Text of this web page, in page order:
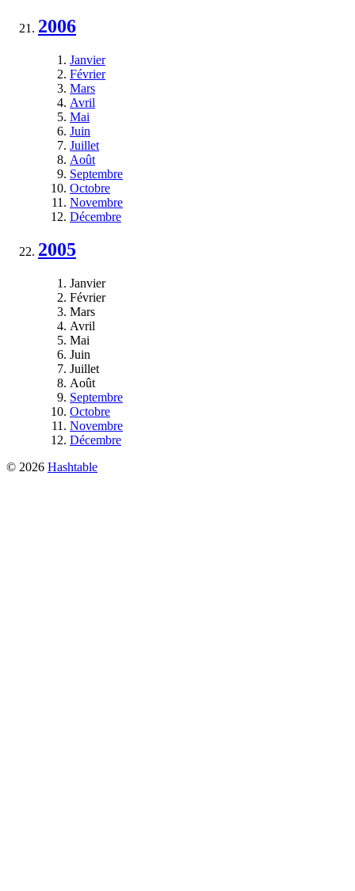
2006
Janvier
Février
Mars
Avril
Mai
Juin
Juillet
Août
Septembre
Octobre
Novembre
Décembre
2005
Janvier
Février
Mars
Avril
Mai
Juin
Juillet
Août
Septembre
Octobre
Novembre
Décembre
© 2026 Hashtable